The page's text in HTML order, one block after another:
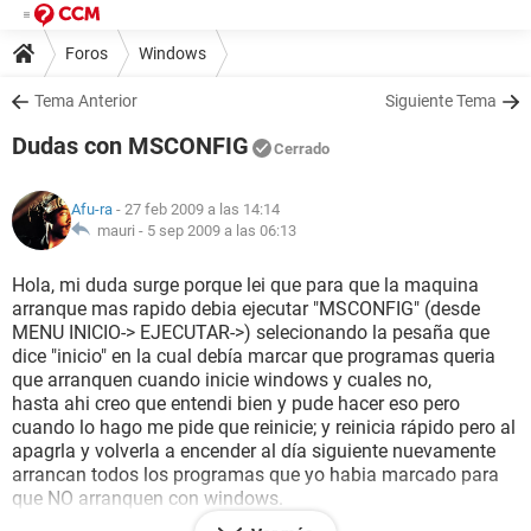
Foros Windows
Tema Anterior Siguiente Tema
Dudas con MSCONFIG Cerrado
Afu-ra - 27 feb 2009 a las 14:14
mauri - 5 sep 2009 a las 06:13
Hola, mi duda surge porque lei que para que la maquina
arranque mas rapido debia ejecutar "MSCONFIG" (desde
MENU INICIO-> EJECUTAR->) selecionando la pesaña que
dice "inicio" en la cual debía marcar que programas queria
que arranquen cuando inicie windows y cuales no,
hasta ahi creo que entendi bien y pude hacer eso pero
cuando lo hago me pide que reinicie; y reinicia rápido pero al
apagrla y volverla a encender al día siguiente nuevamente
arrancan todos los programas que yo habia marcado para
que NO arranquen con windows.